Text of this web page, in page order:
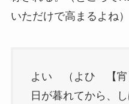
いただけで高まるよね）
よい （よひ 【宵
日が暮れてから、